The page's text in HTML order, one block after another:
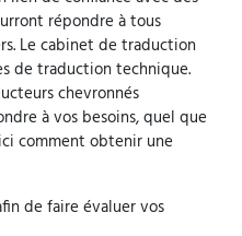
répondre à tous
Le cabinet de traduction
de traduction technique.
chevronnés
à vos besoins, quel que
comment obtenir une
de faire évaluer vos